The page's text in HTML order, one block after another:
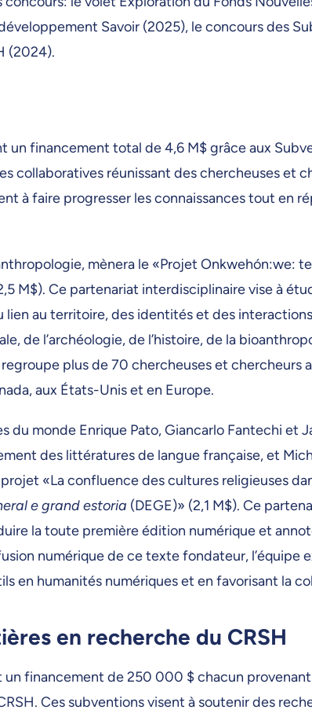
Savoir (2025), le concours des
(2024).
un financement total de 4,6 M$ grâce aux
collaboratives réunissant des chercheuses et
à faire progresser les connaissances tout en
mènera le «Projet Onkwehón:we:
M$). Ce partenariat interdisciplinaire vise à
lien au territoire, des identités et des
de l’archéologie, de l’histoire, de la
plus de 70 chercheuses et chercheurs
aux États-Unis et en Europe.
monde Enrique Pato, Giancarlo Fantechi et
des littératures de langue française, et
«La confluence des cultures religieuses
e grand estoria (DEGE)» (2,1 M$). Ce
la toute première édition numérique et
numérique de ce texte fondateur,
en humanités numériques et en favorisant la
en recherche du CRSH
un financement de 250 000 $ chacun
Ces subventions visent à soutenir des